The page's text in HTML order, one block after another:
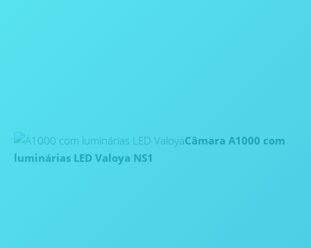
Câmara A1000 com
luminárias LED Valoya NS1